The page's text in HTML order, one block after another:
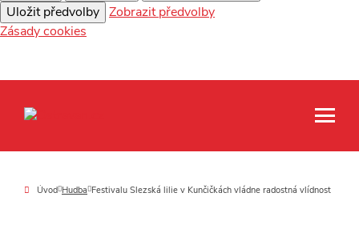
Uložit předvolby Zobrazit předvolby
Zásady cookies
Úvod Hudba Festivalu Slezská lilie v Kunčičkách vládne radostná vlídnost